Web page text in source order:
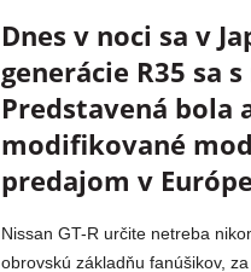
Dnes v noci sa v
generácie R35 sa
Predstavená bola
modifikované
predajom v
Nissan GT-R určite netreba
obrovskú základňu fanúšikov,